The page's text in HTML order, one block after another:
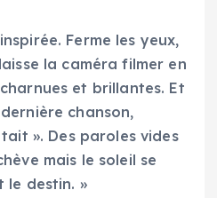
Ferme les yeux,
la caméra filmer en
et brillantes. Et
chanson,
». Des paroles vides
mais le soleil se
le destin. »